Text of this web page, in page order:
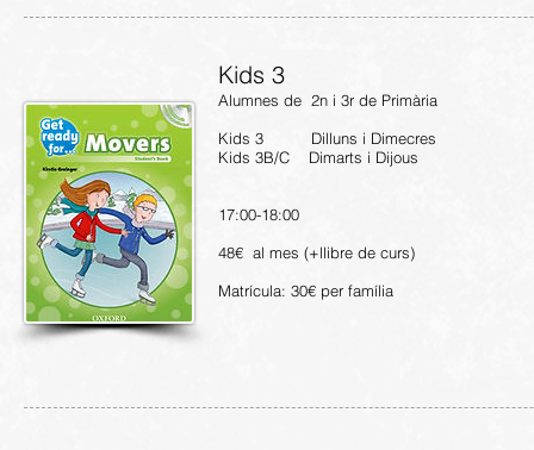
Kids 3
Alumnes de 2n i 3r de Primària
Kids 3 Dilluns i Dimecres
Kids 3B/C Dimarts i Dijous
17:00-18:00
48€ al mes (+llibre de curs)
Matrícula: 30€ per família